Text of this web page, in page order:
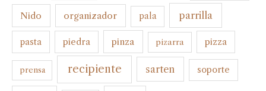
Nido organizador pala parrilla
pasta piedra pinza pizarra pizza
prensa recipiente sarten soporte